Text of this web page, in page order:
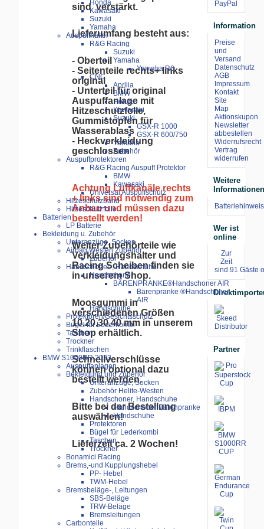
Honda
Kawasaki
Suzuki
Yamaha
Auspuffhalter
R&G Racing
Suzuki
Yamaha
Yamaha R6
CNC
Aprilia
BMW
Honda
Kawasaki
Suzuki
GSX-R 1000
GSX-R 600/750
Yamaha
Zubehör
Auspuffprotektoren
R&G Racing Auspuff Protektor
BMW
Kawasaki
Universal Auspuffschutz
Hitzeschutzband
Hitzeschutzfolie
Batterien
LP Batterie
Bekleidung u. Zubehör
Unteranzüge, Socken
Airbag Westen Zubehör
Zubehör
Handschoner-, Handschuhe
Handschoner
BÄRENPRANKE®Handschoner AIR
Bärenpranke ®Handschoner
AIR
Handschuhe
Protektoren/Gesichtsschutz
Bügel für Lederkombi
Taschen
Trockner
Trinkflaschen
BMW S1000RR 2023-
Auspuffanlagen
Bekleidung und Zubehör
Unteranzüge, Socken
Zubehör Helite-Westen
Handschoner, Handschuhe
Handschoner Bärenpranke
Handschuhe
Protektoren
Bügel für Lederkombi
Taschen
Trockner
Bonamici Racing
Brems,-und Kupplungshebel
PP- Hebel
TWM-Hebel
Bremsbeläge-, Leitungen
SBS-Beläge
TRW-Beläge
Bremsleitungen
Carbonteile
sind verstärkt.
Lieferumfang besteht aus:
- Oberteil
- Seitenteile rechts+ links
original
- Unterteil für original
Auspuffanlage mit
Hitzeschutzfolie,
Gummistopfen für
Wasserablass
- Heckverkleidung
geschlossen
Achtung Luftkanäle rechts
+ links sind notwendig zum
Anbau und müssen dazu
bestellt werden!
Weiter Zubehörteile wie
Verkleidungshalter und
Racing Scheiben finden sie
in unserem Shop.
Moosgummi in
verschiedenen Größen
10,20,30,40 mm in unserem
Shop erhältlich.
Schnellverschlüsse
können optional dazu
bestellt werden.
Bitte bei der Bestellung
auswählen!
Lieferzeit ca. 2 Wochen!
Lieferzeit ca. 4 Wochen!
Information
Preise
und
Versand
Datenschutz
AGB
Impressum
Kontakt
Site
Map
Aktionskupon
Newsletter
abbestellen
Widerrufsrecht
Vertrag
widerrufen
Weitere
Batteriehinweis
Wer ist
online
Zur
Zeit
sind 91 Gäste
Partner